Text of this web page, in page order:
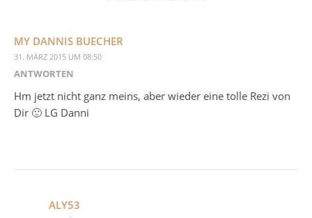
MY DANNIS BUECHER
31. MÄRZ 2015 UM 08:50
ANTWORTEN
Hm jetzt nicht ganz meins, aber wieder eine tolle Rezi von
Dir 🙂 LG Danni
ALY53